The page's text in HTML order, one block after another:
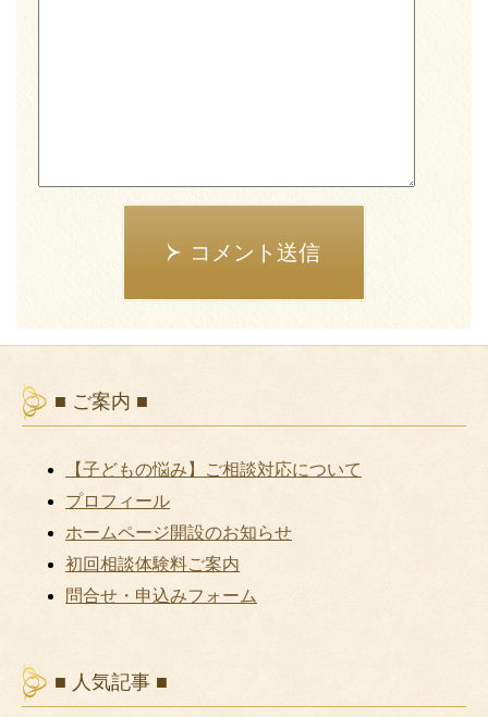
コメント送信
■ ご案内 ■
【子どもの悩み】ご相談対応について
プロフィール
ホームページ開設のお知らせ
初回相談体験料ご案内
問合せ・申込みフォーム
■ 人気記事 ■